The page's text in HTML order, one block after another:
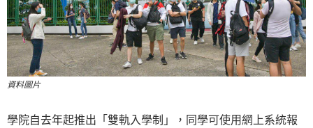
資料圖片
學院自去年起推出「雙軌入學制」，同學可使用網上系統報